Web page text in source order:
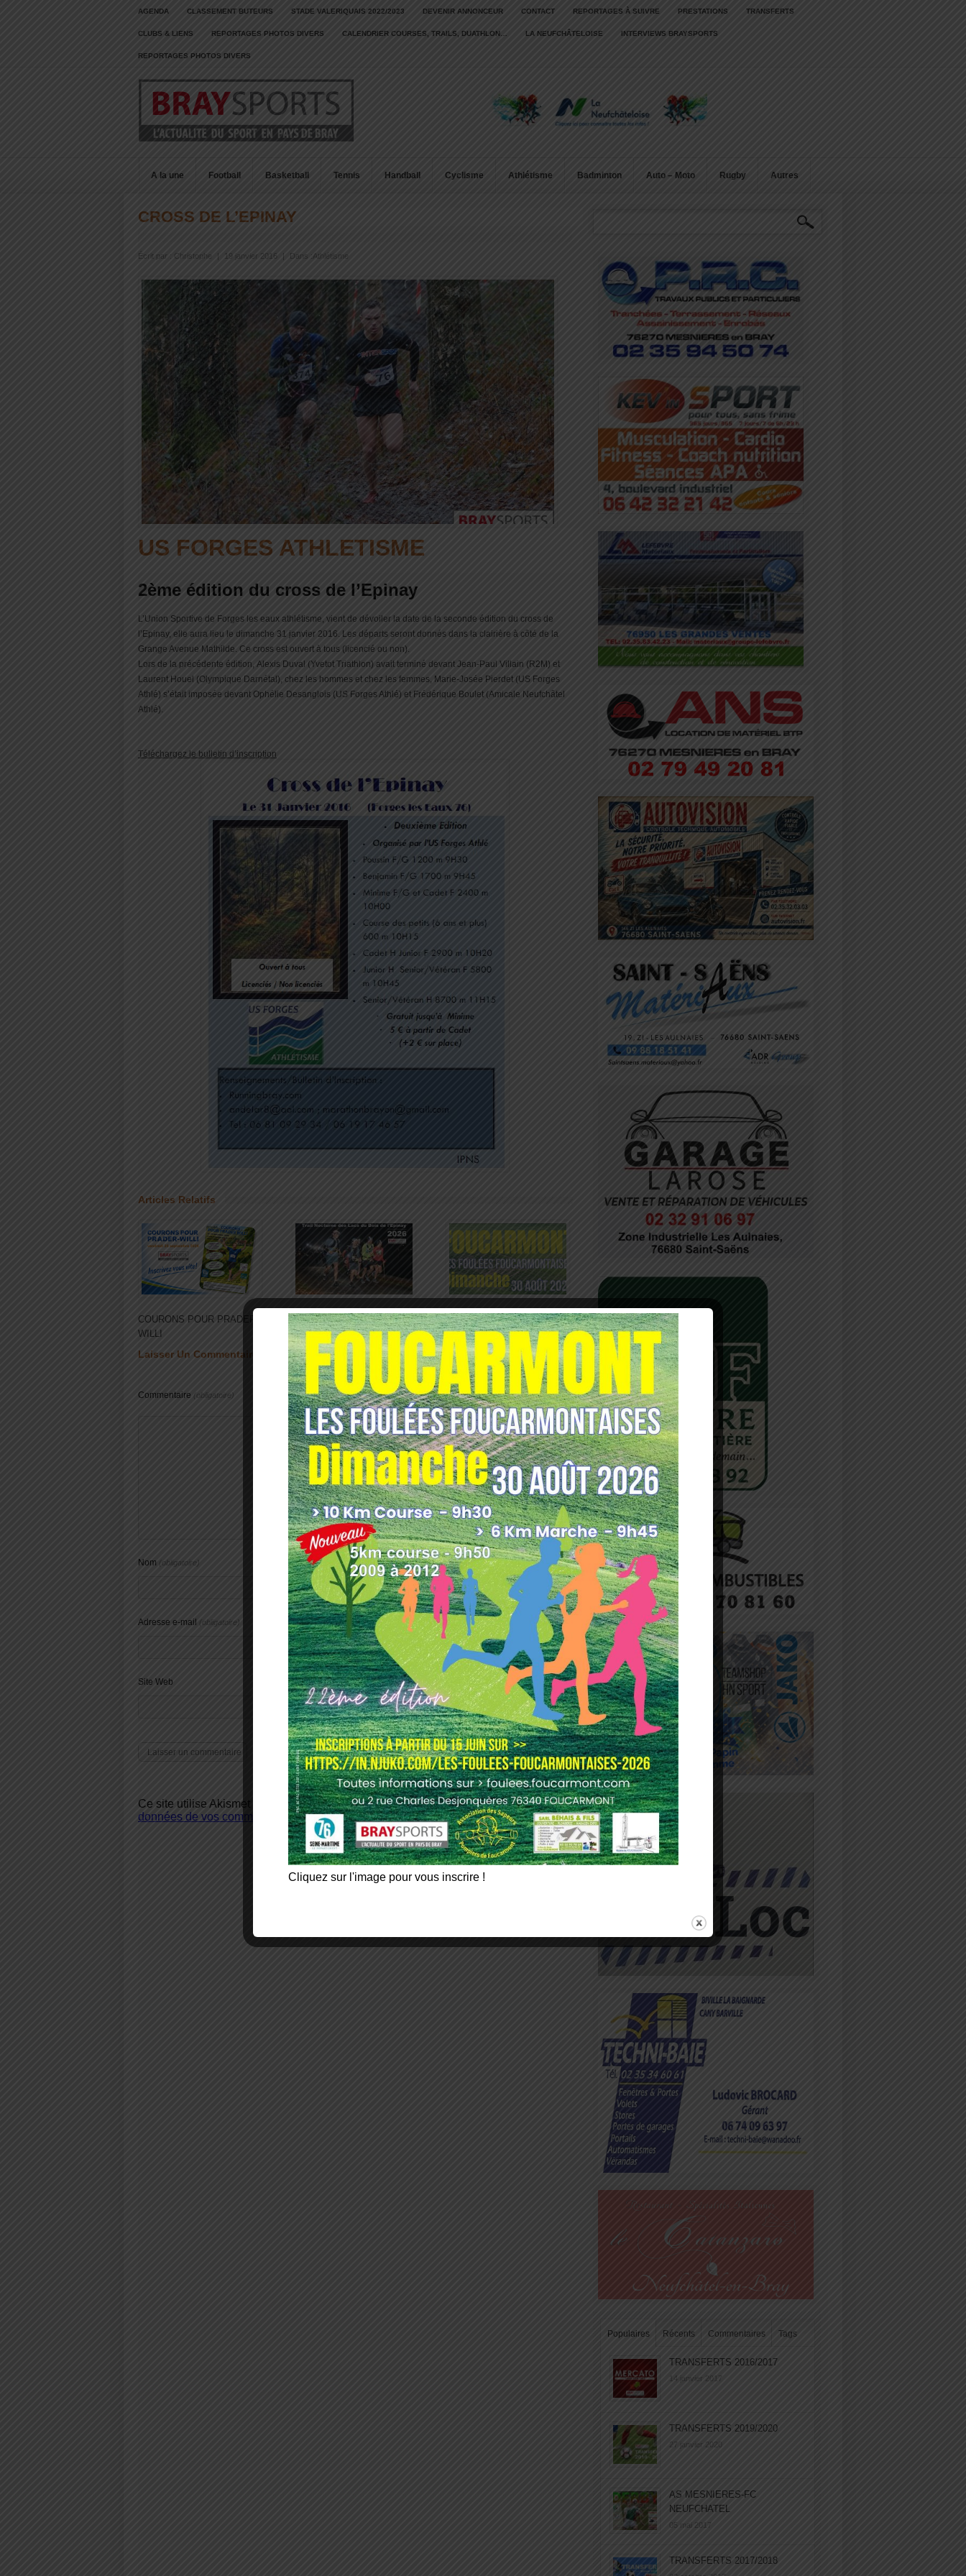
AGENDA CLASSEMENT BUTEURS STADE VALERIQUAIS 2022/2023 DEVENIR ANNONCEUR CONTACT REPORTAGES À SUIVRE PRESTATIONS TRANSFERTS
CLUBS & LIENS REPORTAGES PHOTOS DIVERS CALENDRIER COURSES, TRAILS, DUATHLON… LA NEUFCHÂTELOISE INTERVIEWS BRAYSPORTS
REPORTAGES PHOTOS DIVERS
A la une Football Basketball Tennis Handball Cyclisme Athlétisme Badminton Auto – Moto Rugby Autres
CROSS DE L’EPINAY
Écrit par : Christophe 19 janvier 2016 Dans :Athlétisme
US FORGES ATHLETISME
2ème édition du cross de l’Epinay
L’Union Sportive de Forges les eaux athlétisme, vient de dévoiler la date de la seconde édition du cross de
l’Epinay, elle aura lieu le dimanche 31 janvier 2016. Les départs seront donnés dans la clairière à côté de la
Grange Avenue Mathilde. Ce cross est ouvert à tous (licencié ou non).
Lors de la précédente édition, Alexis Duval (Yvetot Triathlon) avait terminé devant Jean-Paul Villain (R2M) et
Laurent Houel (Olympique Darnétal), chez les hommes et chez les femmes, Marie-Josée Pierdet (US Forges
Athlé) s’était imposée devant Ophélie Desanglois (US Forges Athlé) et Frédérique Boulet (Amicale Neufchâtel
Athlé).
Téléchargez le bulletin d’inscription
Articles Relatifs
COURONS POUR PRADER-
WILLI
TRAIL NOCTURNE FORGES
FOULÉES
FOUCARMONTAISES 2026
Laisser Un Commentaire
Commentaire (obligatoire)
Nom (obligatoire)
Adresse e-mail (obligatoire)
Site Web
Ce site utilise Akismet pour réduire les indésirables.En savoir plus sur comment les
données de vos commentaires sont utilisées.
Populaires Récents Commentaires Tags
TRANSFERTS 2016/2017
14 janvier 2017
TRANSFERTS 2019/2020
27 janvier 2020
AS MESNIERES-FC
NEUFCHATEL
05 mai 2017
TRANSFERTS 2017/2018
Cliquez sur l'image pour vous inscrire !